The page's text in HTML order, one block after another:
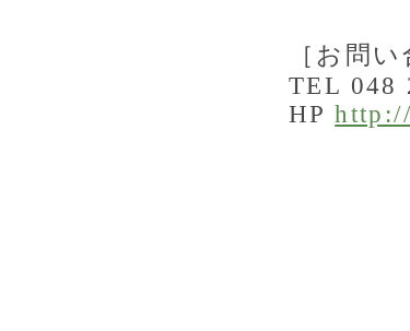
［お問
TEL 048
HP